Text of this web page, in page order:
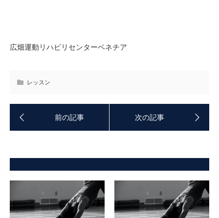
広畑運動リハビリセンターベネチア
レッスン